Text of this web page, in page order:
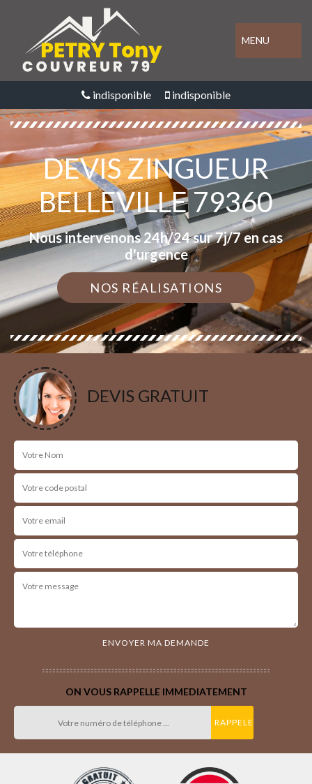
MENU
indisponible indisponible
DEVIS ZINGUEUR
BELLEVILLE 79360
Nous intervenons 24h/24 sur 7j/7 en cas
d'urgence
NOS RÉALISATIONS
DEVIS GRATUIT
ON VOUS RAPPELLE IMMEDIATEMENT